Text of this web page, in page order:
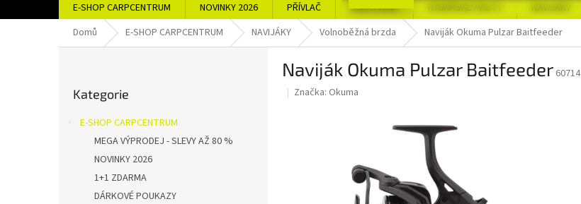
E-SHOP CARPCENTRUM NOVINKY 2026 PŘÍVLAČ SUMCAŘINA RYBÁŘSKÉ PRUTY NAVIJÁKY
OBLEČENÍ A OBUV
ZNAČKY
Domů E-SHOP CARPCENTRUM NAVIJÁKY Volnoběžná brzda Naviják Okuma Pulzar Baitfeeder
kategorie
Kategorie
E-SHOP CARPCENTRUM
MEGA VÝPRODEJ - SLEVY AŽ 80 %
NOVINKY 2026
1+1 ZDARMA
DÁRKOVÉ POUKAZY
Naviják Okuma Pulzar Baitfeeder 60714
Značka: Okuma